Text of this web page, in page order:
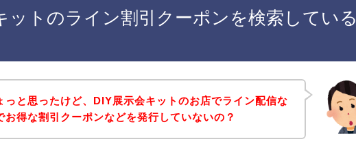
ットのライン割引クーポンを検索している
っと思ったけど、DIY展示会キットのお店でライン配信な
お得な割引クーポンなどを発行していないの？